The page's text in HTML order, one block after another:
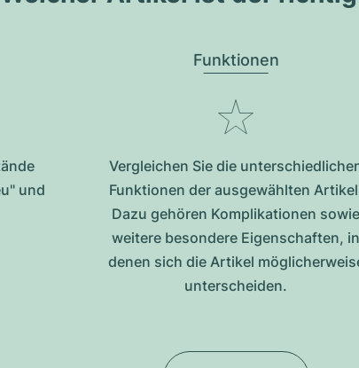
und
Funktionen
Vergleichen Sie die
Funktionen der ausgewählten
Dazu gehören Komplikationen sowie
weitere besondere Eigenschaften, in
denen sich die Artikel
unterscheiden.